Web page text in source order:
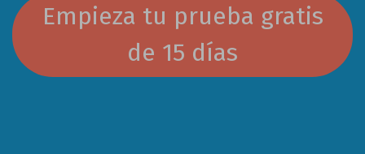
Empieza tu prueba gratis
de 15 días